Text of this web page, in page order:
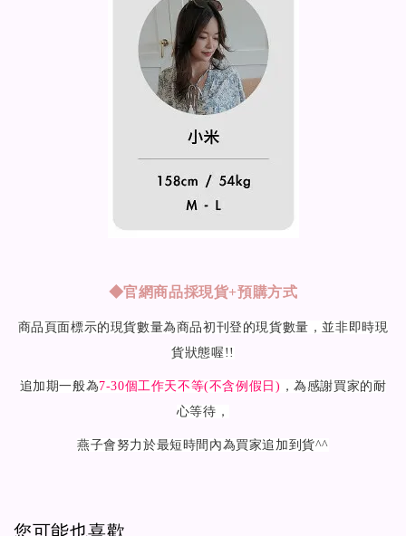
◆官網商品採現貨+預購方式
商品頁面標示的現貨數量為商品初刊登的現貨數量，並非即時現
貨狀態喔!!
追加期一般為7-30個工作天不等(不含例假日) ，為感謝買家的耐
心等待，
燕子會努力於最短時間內為買家追加到貨^^